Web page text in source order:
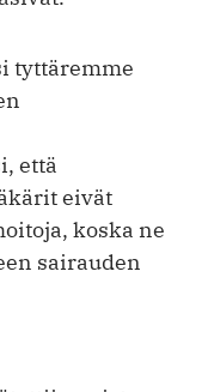
tyttäremme
että
eivät
koska ne
sairauden